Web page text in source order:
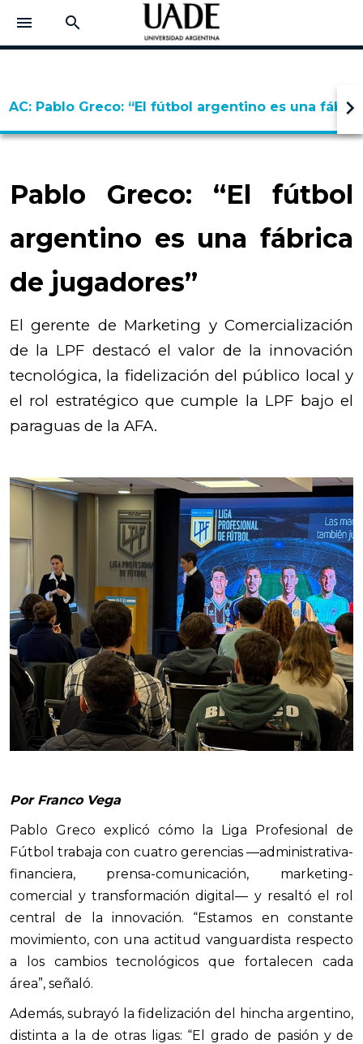
menu search
AC: Pablo Greco: “El fútbol argentino es una keyboard_arrow_right
Pablo Greco: “El fútbol
argentino es una fábrica
de jugadores”
El gerente de Marketing y Comercialización
de la LPF destacó el valor de la innovación
tecnológica, la fidelización del público local y
el rol estratégico que cumple la LPF bajo el
paraguas de la AFA.
Por Franco Vega
Pablo Greco explicó cómo la Liga Profesional de
Fútbol trabaja con cuatro gerencias —administrativa-
financiera, prensa-comunicación, marketing-
comercial y transformación digital— y resaltó el rol
central de la innovación. “Estamos en constante
movimiento, con una actitud vanguardista respecto
a los cambios tecnológicos que fortalecen cada
área”, señaló.
Además, subrayó la fidelización del hincha argentino,
distinta a la de otras ligas: “El grado de pasión y de